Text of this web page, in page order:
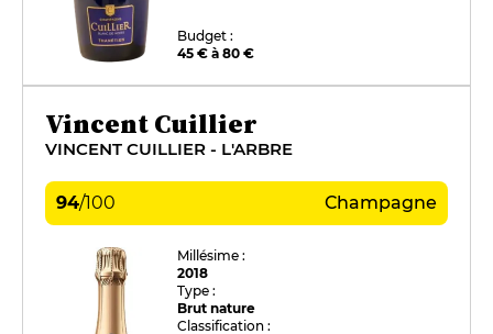
Budget :
45 € à 80 €
Vincent Cuillier
VINCENT CUILLIER - L'ARBRE
94/100 Champagne
Millésime :
2018
Type :
Brut nature
Classification :